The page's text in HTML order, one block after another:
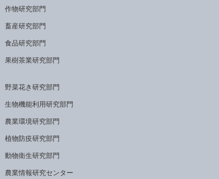
作物研究部門
畜産研究部門
食品研究部門
果樹茶業研究部門
野菜花き研究部門
生物機能利用研究部門
農業環境研究部門
植物防疫研究部門
動物衛生研究部門
農業情報研究センター